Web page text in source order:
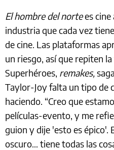
El hombre del nortees cine
industria que cada vez
de cine. Las plataformas
un riesgo, así que repiten
Superhéroes, remakes,
Taylor-Joy falta un tipo de
haciendo. “Creo que
películas-evento, y me
guion y dije 'esto es épico'.
oscuro… tiene todas las